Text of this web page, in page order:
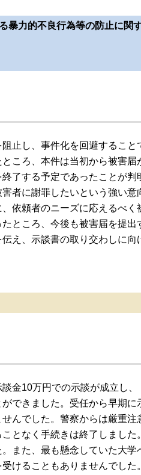
暴力的不良行為等の防止に関
止し、事件化を回避すること
ころ、本件は当初から被害届
了する予定であったことが判
者に謝罪したいという強い意
依頼者のニーズに応えるべく
ところ、今後も被害届を提出
え、示談書の取り交わしに向
金10万円での示談が成立し、
できました。受任から早期に
んでした。警察からは厳重注
となく手続きは終了しました
また、最も懸念していた大学
けることもありませんでした